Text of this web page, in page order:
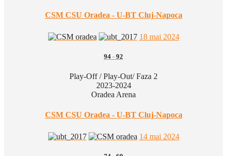
CSM CSU Oradea - U-BT Cluj-Napoca
18 mai 2024
94 - 92
Play-Off / Play-Out/ Faza 2
2023-2024
Oradea Arena
CSM CSU Oradea - U-BT Cluj-Napoca
14 mai 2024